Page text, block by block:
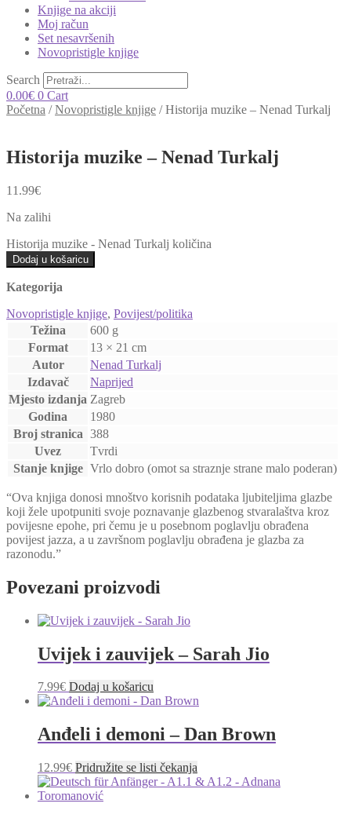
Knjige na akciji
Moj račun
Set nesavršenih
Novopristigle knjige
Search
0.00€ 0 Cart
Početna /Novopristigle knjige /Historija muzike – Nenad Turkalj
Historija muzike – Nenad Turkalj
11.99€
Na zalihi
Historija muzike - Nenad Turkalj količina
Dodaj u košaricu
Kategorija
Novopristigle knjige, Povijest/politika
Težina
600 g
Format
13 × 21 cm
Autor
Nenad Turkalj
Izdavač
Naprijed
Mjesto izdanja Zagreb
Godina
1980
Broj stranica 388
Uvez
Tvrdi
Stanje knjige Vrlo dobro (omot sa straznje strane malo poderan)
“Ova knjiga donosi mnoštvo korisnih podataka ljubiteljima glazbe
koji žele upotpuniti svoje poznavanje glazbenog stvaralaštva kroz
povijesne epohe, pri čemu je u posebnom poglavlju obrađena
povijest jazza, a u završnom poglavlju obrađena je glazba za
razonodu.”
Povezani proizvodi
Uvijek i zauvijek – Sarah Jio
7.99€ Dodaj u košaricu
Anđeli i demoni – Dan Brown
12.99€ Pridružite se listi čekanja